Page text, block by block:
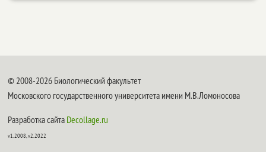
© 2008-2026 Биологический факультет
Московского государственного университета имени М.В.Ломоносова
Разработка сайта Decollage.ru
v1.2008, v2.2022